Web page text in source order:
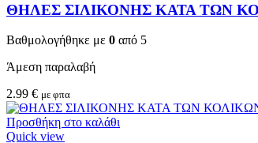
ΘΗΛΕΣ ΣΙΛΙΚΟΝΗΣ ΚΑΤΑ ΤΩΝ
Βαθμολογήθηκε με 0 από 5
Άμεση παραλαβή
2.99 € με φπα
Προσθήκη στο καλάθι
Quick view